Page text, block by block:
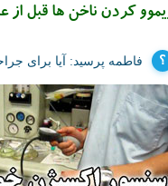
کردن ناخن ها قبل از
فاطمه پرسید: آیا برای